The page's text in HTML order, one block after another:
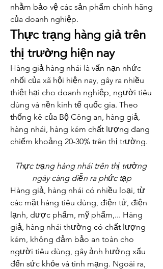
nhằm bảo vệ các sản phẩm chính hãng
của doanh nghiệp.
Thực trạng hàng giả trên
thị trường hiện nay
Hàng giả hàng nhái là vấn nạn nhức
nhối của xã hội hiện nay, gây ra nhiều
thiệt hại cho doanh nghiệp, người tiêu
dùng và nền kinh tế quốc gia. Theo
thống kê của Bộ Công an, hàng giả,
hàng nhái, hàng kém chất lượng đang
chiếm khoảng 20-30% trên thị trường.
Thực trạng hàng nhái trên thị trường
ngày càng diễn ra phức tạp
Hàng giả, hàng nhái có nhiều loại, từ
các mặt hàng tiêu dùng, điện tử, điện
lạnh, dược phẩm, mỹ phẩm,... Hàng
giả, hàng nhái thường có chất lượng
kém, không đảm bảo an toàn cho
người tiêu dùng, gây ảnh hưởng xấu
đến sức khỏe và tính mạng. Ngoài ra,